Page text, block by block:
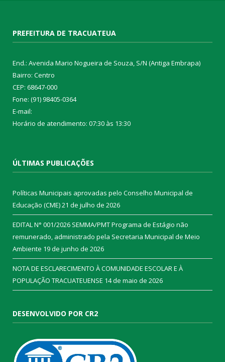
PREFEITURA DE TRACUATEUA
End.: Avenida Mario Nogueira de Souza, S/N (Antiga Embrapa)
Bairro: Centro
CEP: 68647-000
Fone: (91) 98405-0364
E-mail:
Horário de atendimento: 07:30 às 13:30
ÚLTIMAS PUBLICAÇÕES
Políticas Municipais aprovadas pelo Conselho Municipal de
Educação (CME)21 de julho de 2026
EDITAL N° 001/2026 SEMMA/PMT Programa de Estágio não
remunerado, administrado pela Secretaria Municipal de Meio
Ambiente 19 de junho de 2026
NOTA DE ESCLARECIMENTO À COMUNIDADE ESCOLAR E À
POPULAÇÃO TRACUATEUENSE 14 de maio de 2026
DESENVOLVIDO POR CR2